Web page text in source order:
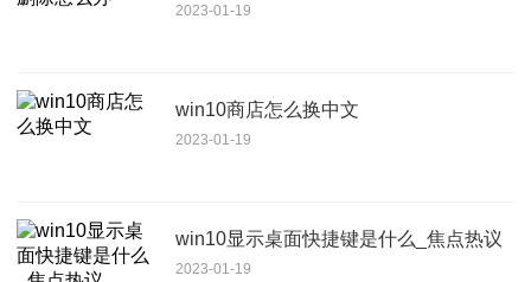
2023-01-19
win10商店怎么换中文
2023-01-19
win10显示桌面快捷键是什么_焦点热议
2023-01-19